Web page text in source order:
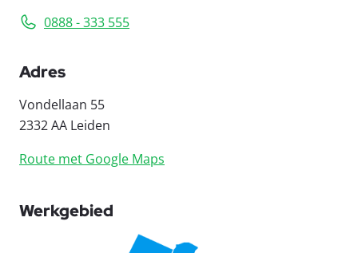
0888 - 333 555
Adres
Vondellaan 55
2332 AA Leiden
Route met Google Maps
Werkgebied